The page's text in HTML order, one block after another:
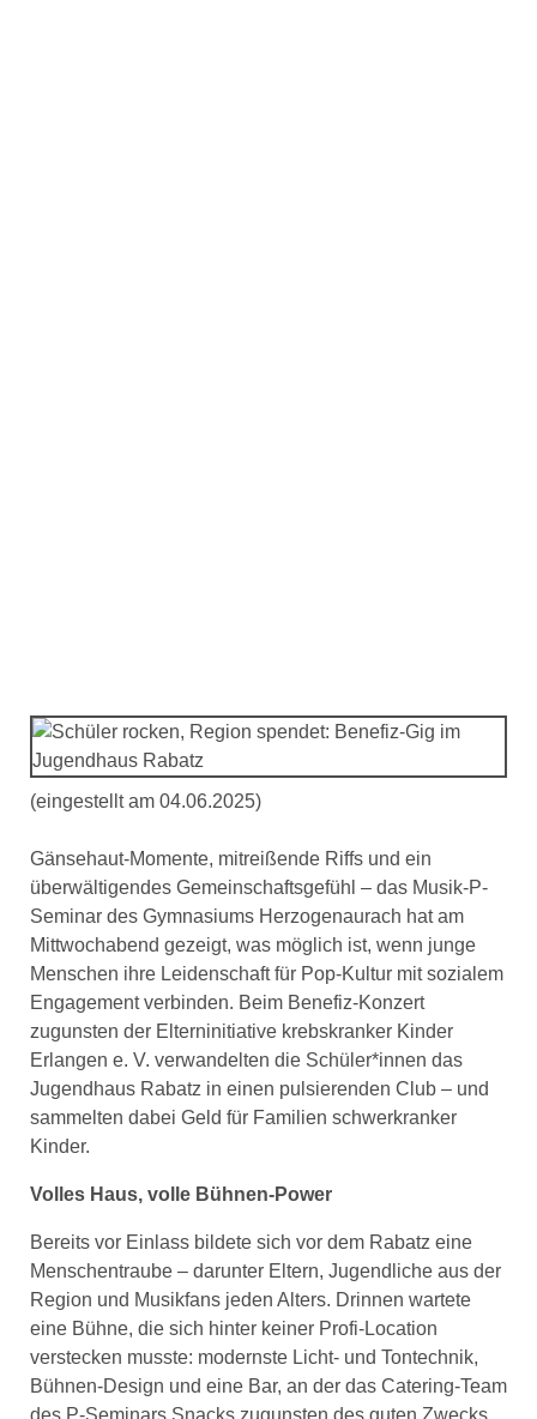
(eingestellt am 04.06.2025)
Gänsehaut-Momente, mitreißende Riffs und ein
überwältigendes Gemeinschaftsgefühl – das Musik-P-
Seminar des Gymnasiums Herzogenaurach hat am
Mittwochabend gezeigt, was möglich ist, wenn junge
Menschen ihre Leidenschaft für Pop-Kultur mit sozialem
Engagement verbinden. Beim Benefiz-Konzert
zugunsten der Elterninitiative krebskranker Kinder
Erlangen e. V. verwandelten die Schüler*innen das
Jugendhaus Rabatz in einen pulsierenden Club – und
sammelten dabei Geld für Familien schwerkranker
Kinder.
Volles Haus, volle Bühnen-Power
Bereits vor Einlass bildete sich vor dem Rabatz eine
Menschentraube – darunter Eltern, Jugendliche aus der
Region und Musikfans jeden Alters. Drinnen wartete
eine Bühne, die sich hinter keiner Profi-Location
verstecken musste: modernste Licht- und Tontechnik,
Bühnen-Design und eine Bar, an der das Catering-Team
des P-Seminars Snacks zugunsten des guten Zwecks